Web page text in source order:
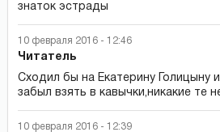
знаток эстрады
10 февраля 2016 - 12:46
Читатель
Сходил бы на Екатерину Голицыну
забыл взять в кавычки,никакие те
10 февраля 2016 - 12:39